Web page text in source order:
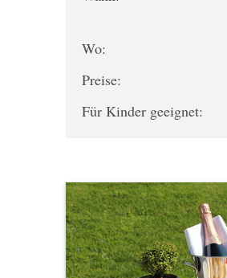
Wo:
Preise:
Für Kinder geeignet: